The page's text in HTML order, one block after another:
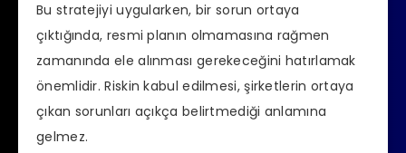
Bu stratejiyi uygularken, bir sorun ortaya
çıktığında, resmi planın olmamasına rağmen
zamanında ele alınması gerekeceğini hatırlamak
önemlidir. Riskin kabul edilmesi, şirketlerin ortaya
çıkan sorunları açıkça belirtmediği anlamına
gelmez.